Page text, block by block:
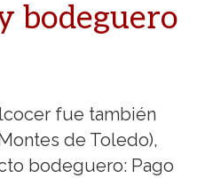
bodeguero
fue también
de Toledo),
bodeguero: Pago